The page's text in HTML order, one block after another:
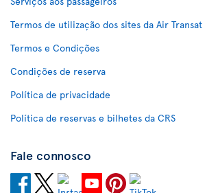
Termos de utilização dos sites da Air Transat
Termos e Condições
Condições de reserva
Política de privacidade
Política de reservas e bilhetes da CRS
Fale connosco